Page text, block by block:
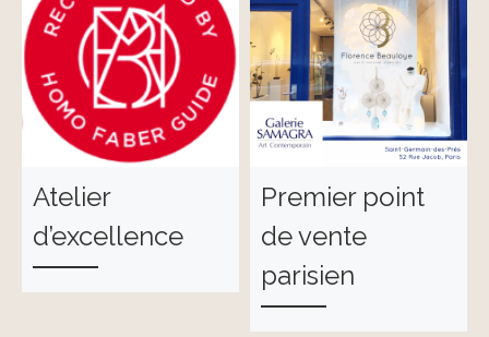
Atelier
d’excellence
Premier point
de vente
parisien